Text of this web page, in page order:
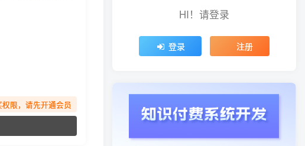
限，请先开通会员
HI！请登录
登录 注册